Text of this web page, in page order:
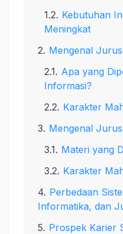
Kebutuhan
Meningkat
Mengenal
Apa yang
Informasi?
Karakter
Mengenal
Materi yang
Karakter
Perbedaan
Informatika, dan
Prospek Karier